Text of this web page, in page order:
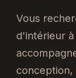
Vous
d'intérieur à